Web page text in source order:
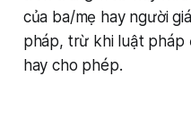
của ba/mẹ hay người
pháp, trừ khi luật pháp
hay cho phép.